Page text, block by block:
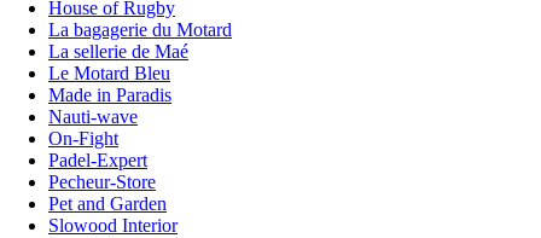
House of Rugby
La bagagerie du Motard
La sellerie de Maé
Le Motard Bleu
Made in Paradis
Nauti-wave
On-Fight
Padel-Expert
Pecheur-Store
Pet and Garden
Slowood Interior